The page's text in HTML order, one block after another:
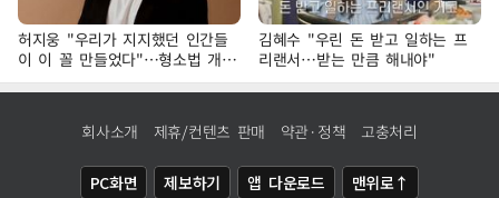
허지웅 "우리가 지지했던 인간들
이 이 꼴 만들었다"…형소법 개정
에 격한 반응
김혜수 "우린 돈 받고 일하는 프
리랜서…받는 만큼 해내야"
회사소개 제휴/컨텐츠 판매 약관·정책 고충처리
PC화면 제보하기 앱 다운로드 맨위로↑